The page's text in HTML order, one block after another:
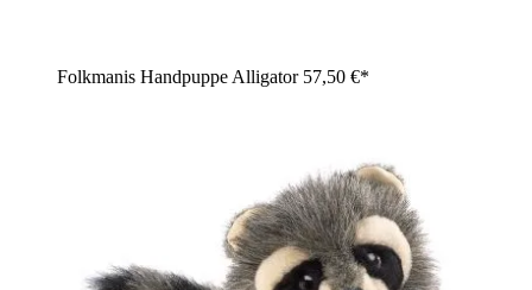
Folkmanis Handpuppe Alligator 57,50 €*